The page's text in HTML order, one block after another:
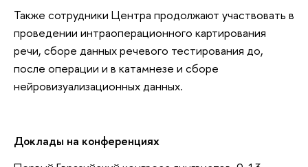
Также сотрудники Центра продолжают участвовать в
проведении интраоперационного картирования
речи, сборе данных речевого тестирования до,
после операции и в катамнезе и сборе
нейровизуализационных данных.
Доклады на конференциях